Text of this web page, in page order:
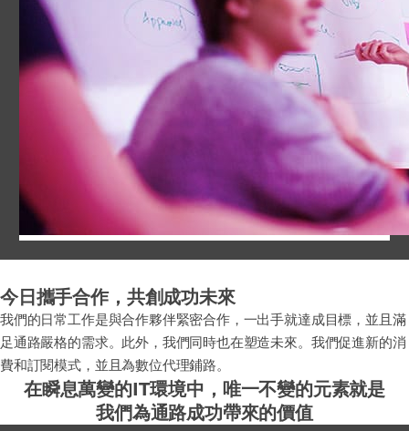
今日攜手合作，共創成功未來
我們的日常工作是與合作夥伴緊密合作，一出手就達成目標，並且滿
足通路嚴格的需求。此外，我們同時也在塑造未來。我們促進新的消
費和訂閱模式，並且為數位代理鋪路。
在瞬息萬變的IT環境中，唯一不變的元素就是
我們為通路成功帶來的價值